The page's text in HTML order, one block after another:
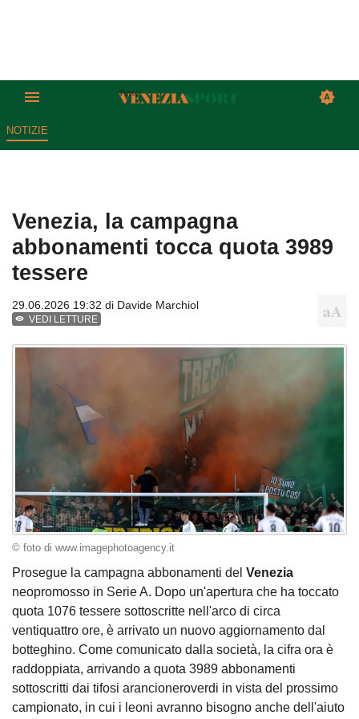
NOTIZIE
Venezia, la campagna
abbonamenti tocca quota 3989
tessere
29.06.2026 19:32 di Davide Marchiol
VEDI LETTURE
© foto di www.imagephotoagency.it
Prosegue la campagna abbonamenti del Venezia
neopromosso in Serie A. Dopo un'apertura che ha toccato
quota 1076 tessere sottoscritte nell'arco di circa
ventiquattro ore, è arrivato un nuovo aggiornamento dal
botteghino. Come comunicato dalla società, la cifra ora è
raddoppiata, arrivando a quota 3989 abbonamenti
sottoscritti dai tifosi arancioneroverdi in vista del prossimo
campionato, in cui i leoni avranno bisogno anche dell'aiuto